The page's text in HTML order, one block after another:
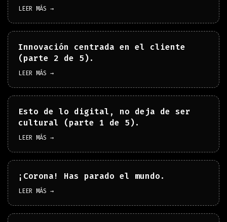
LEER MÁS →
Innovación centrada en el cliente
(parte 2 de 5).
LEER MÁS →
Esto de lo digital, no deja de ser
cultural (parte 1 de 5).
LEER MÁS →
¡Corona! Has parado el mundo.
LEER MÁS →